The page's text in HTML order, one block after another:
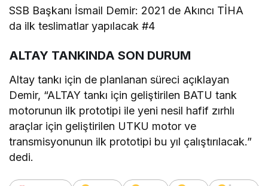
SSB Başkanı İsmail Demir: 2021 de Akıncı TİHA
da ilk teslimatlar yapılacak #4
ALTAY TANKINDA SON DURUM
Altay tankı için de planlanan süreci açıklayan
Demir, “ALTAY tankı için geliştirilen BATU tank
motorunun ilk prototipi ile yeni nesil hafif zırhlı
araçlar için geliştirilen UTKU motor ve
transmisyonunun ilk prototipi bu yıl çalıştırılacak.”
dedi.